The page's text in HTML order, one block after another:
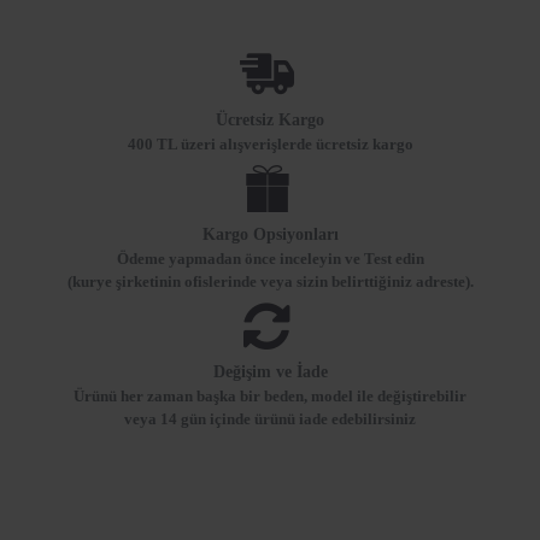
Ücretsiz Kargo
400 TL üzeri alışverişlerde ücretsiz kargo
Kargo Opsiyonları
Ödeme yapmadan önce inceleyin ve Test edin
(kurye şirketinin ofislerinde veya sizin belirttiğiniz adreste).
Değişim ve İade
Ürünü her zaman başka bir beden, model ile değiştirebilir
veya 14 gün içinde ürünü iade edebilirsiniz